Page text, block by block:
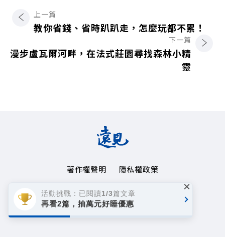
上一篇
教你省錢、省時趴趴走，怎麼玩都不累！
下一篇
漫步盧瓦爾河畔，在法式莊園尋找森林小精
靈
著作權聲明
隱私權政策
Copyright© 1999~2026
遠見天下文化事業群. All rights reserved.
活動挑戰：已閱讀1/3篇文章
再看2篇，抽萬元好睡優惠
×